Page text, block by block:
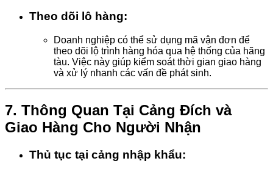
Theo dõi lô hàng:
Doanh nghiệp có thể sử dụng mã vận đơn để
theo dõi lộ trình hàng hóa qua hệ thống của hãng
tàu. Việc này giúp kiểm soát thời gian giao hàng
và xử lý nhanh các vấn đề phát sinh.
7. Thông Quan Tại Cảng Đích và
Giao Hàng Cho Người Nhận
Thủ tục tại cảng nhập khẩu: